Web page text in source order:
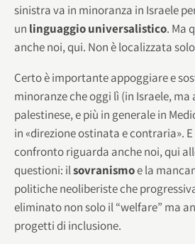
sinistra va in minoranza in Israele
un linguaggio universalistico. Ma
anche noi, qui. Non è localizzata
Certo è importante appoggiare e
minoranze che oggi lì (in Israele, ma
palestinese, e più in generale in
in «direzione ostinata e contraria».
confronto riguarda anche noi, qui
questioni: ilsovranismoe la
politiche neoliberiste che
eliminato non solo il “welfare” ma
progetti di inclusione.